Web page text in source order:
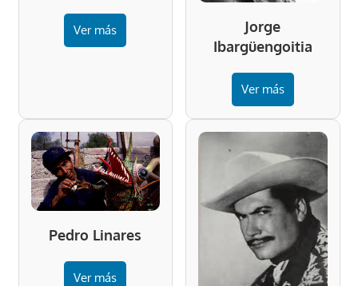
Ver más
Jorge
Ibargüengoitia
Ver más
Pedro Linares
Ver más